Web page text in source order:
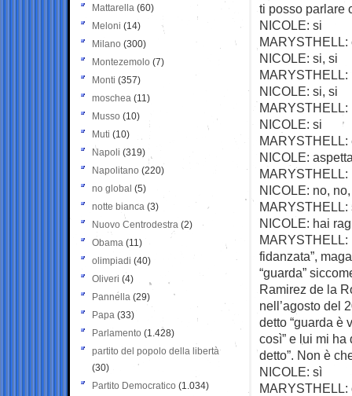
ti posso parlare
NICOLE: si
NICOLE: si, si
MARYSTHELL:
NICOLE: si, si
NICOLE: si
MARYSTHELL:
NICOLE:
MARYSTHELL:
NICOLE: no,
MARYSTHELL:
NICOLE: hai
MARYSTHELL:
fidanzata”,
“guarda”
Ramirez de la
nell’agosto del
detto “guarda è
così” e lui mi ha
detto”. Non è
NICOLE: sì
MARYSTHELL:
Mattarella (60)
Meloni (14)
Milano (300)
Montezemolo (7)
Monti (357)
moschea (11)
Musso (10)
Muti (10)
Napoli (319)
Napolitano (220)
no global (5)
notte bianca (3)
Nuovo Centrodestra (2)
Obama (11)
olimpiadi (40)
Oliveri (4)
Pannella (29)
Papa (33)
Parlamento (1.428)
partito del popolo della libertà
(30)
Partito Democratico (1.034)